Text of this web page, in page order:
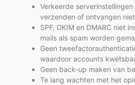
Verkeerde
verzenden of ontvangen
SPF, DKIM en DMARC niet
mails als spam worden
Geen
waardoor accounts
Geen back-up maken van
Te lang wachten met het